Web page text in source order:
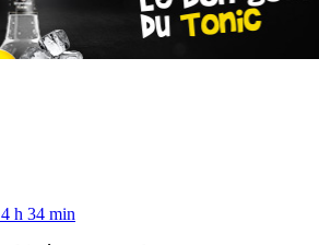
h 34 min